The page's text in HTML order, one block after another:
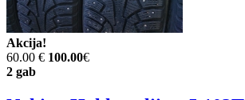
Akcija!
60.00 € 100.00€
2 gab